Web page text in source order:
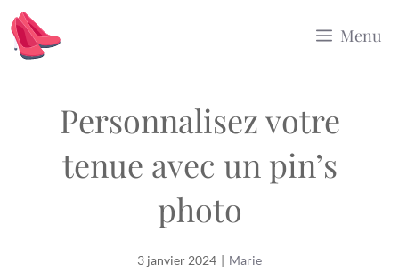
Aller
au
Menu
Personnalisez votre
tenue avec un pin’s
photo
3 janvier 2024 | Marie